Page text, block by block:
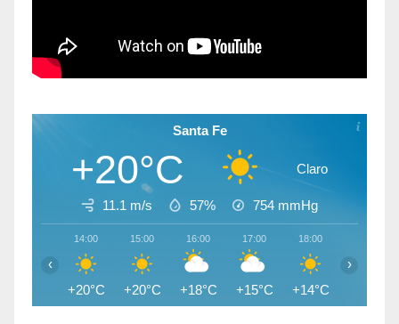
Santa Fe
+20°C Claro
11.1 m/s 57% 754 mmHg
14:00
+20°C
15:00
+20°C
16:00
+18°C
17:00
+15°C
18:00
+14°C
‹ ›